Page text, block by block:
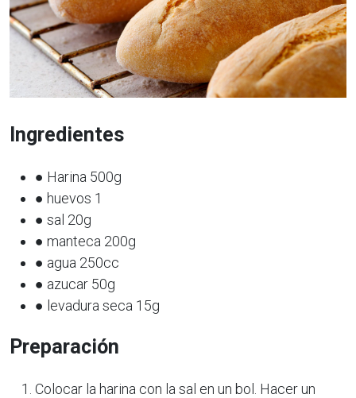
Ingredientes
● Harina 500g
● huevos 1
● sal 20g
● manteca 200g
● agua 250cc
● azucar 50g
● levadura seca 15g
Preparación
Colocar la harina con la sal en un bol. Hacer un